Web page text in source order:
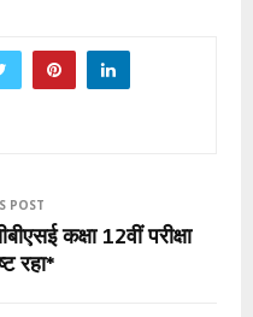
POST
कक्षा 12वीं परीक्षा
रहा*